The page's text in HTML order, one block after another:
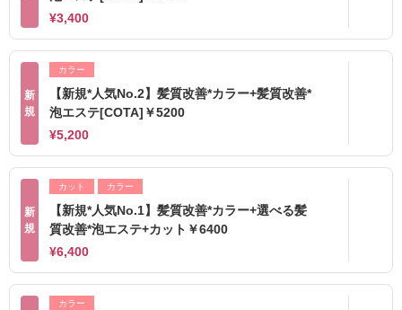
¥3,400
新
規
カラー
【新規*人気No.2】髪質改善*カラー+髪質改善*
泡エステ[COTA]￥5200
¥5,200
新
規
カット カラー
【新規*人気No.1】髪質改善*カラー+選べる髪
質改善*泡エステ+カット￥6400
¥6,400
カラー